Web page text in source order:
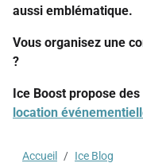
aussi emblématique.
Vous organisez une
?
Ice Boost propose
location
Accueil
Ice Blog